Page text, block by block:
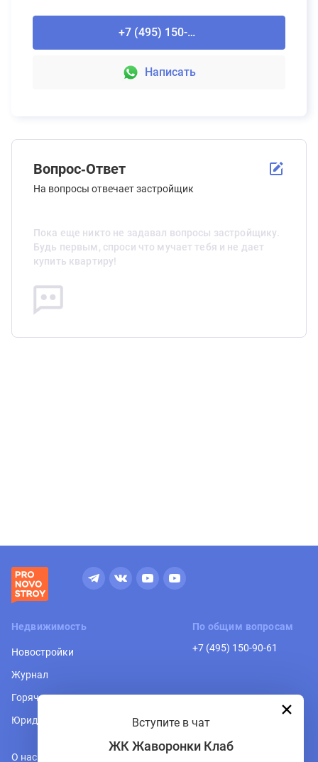
+7 (495) 150-90-61
Написать
Вопрос-Ответ
На вопросы отвечает застройщик
Пока еще никто не задавал вопросы застройщику.
Будь первым, спроси что мучает тебя и не дает
купить квартиру!
Недвижимость
Новостройки
Журнал
Горячая линия
Юридическая консультация
По общим вопросам
+7 (495) 150-90-61
О нас
Вступите в чат
ЖК Жаворонки Клаб